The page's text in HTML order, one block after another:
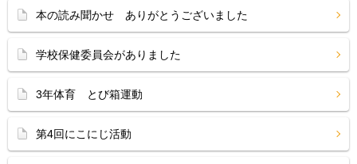
本の読み聞かせ ありがとうございました
学校保健委員会がありました
3年体育 とび箱運動
第4回にこにじ活動